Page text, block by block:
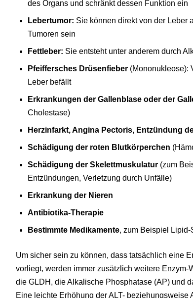
des Organs und schränkt dessen Funktion ein
Lebertumor: Sie können direkt von der Leber
Tumoren sein
Fettleber: Sie entsteht unter anderem durch
Pfeiffersches Drüsenfieber (Mononukleose):
Leber befällt
Erkrankungen der Gallenblase oder der
Cholestase)
Herzinfarkt, Angina Pectoris, Entzündung
Schädigung der roten Blutkörperchen
Schädigung der Skelettmuskulatur (zum
Entzündungen, Verletzung durch Unfälle)
Erkrankung der Nieren
Antibiotika-Therapie
Bestimmte Medikamente, zum Beispiel Lipid-
Um sicher sein zu können, dass tatsächlich eine
vorliegt, werden immer zusätzlich weitere Enzym-
die GLDH, die Alkalische Phosphatase (AP) und
Eine leichte Erhöhung der ALT-